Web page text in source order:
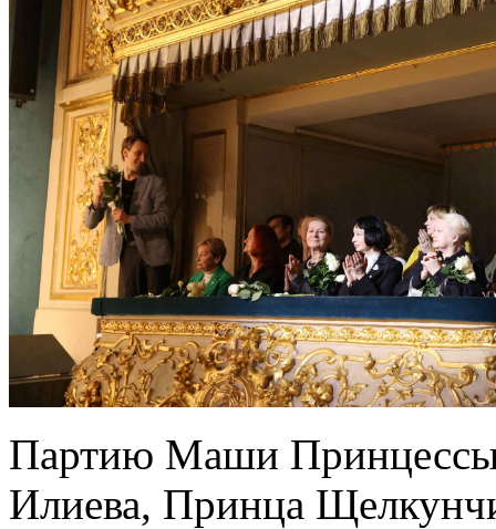
Партию Маши Принцессы
Илиева, Принца